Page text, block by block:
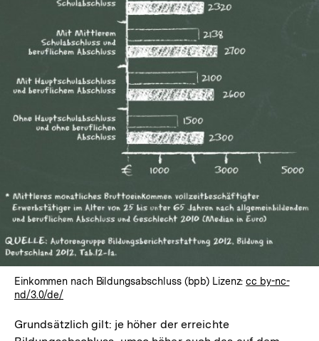
Einkommen nach Bildungsabschluss (bpb) Lizenz:cc by-nc-
nd/3.0/de/
Grundsätzlich gilt: je höher der erreichte